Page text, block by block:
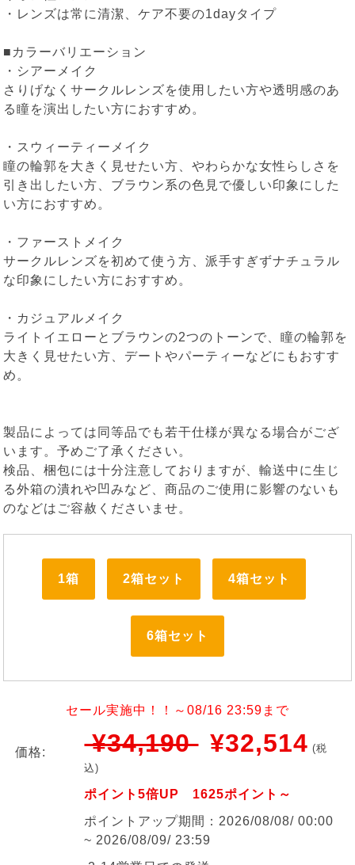
・レンズは常に清潔、ケア不要の1dayタイプ
■カラーバリエーション
・シアーメイク
さりげなくサークルレンズを使用したい方や透明感のあ
る瞳を演出したい方におすすめ。
・スウィーティーメイク
瞳の輪郭を大きく見せたい方、やわらかな女性らしさを
引き出したい方、ブラウン系の色見で優しい印象にした
い方におすすめ。
・ファーストメイク
サークルレンズを初めて使う方、派手すぎずナチュラル
な印象にしたい方におすすめ。
・カジュアルメイク
ライトイエローとブラウンの2つのトーンで、瞳の輪郭を
大きく見せたい方、デートやパーティーなどにもおすす
め。
製品によっては同等品でも若干仕様が異なる場合がござ
います。予めご了承ください。
検品、梱包には十分注意しておりますが、輸送中に生じ
る外箱の潰れや凹みなど、商品のご使用に影響のないも
のなどはご容赦くださいませ。
1箱 2箱セット 4箱セット
6箱セット
セール実施中！！～08/16 23:59まで
価格: ¥34,190 ¥32,514 (税
込)
ポイント5倍UP 1625ポイント～
ポイントアップ期間：2026/08/08/ 00:00
~ 2026/08/09/ 23:59